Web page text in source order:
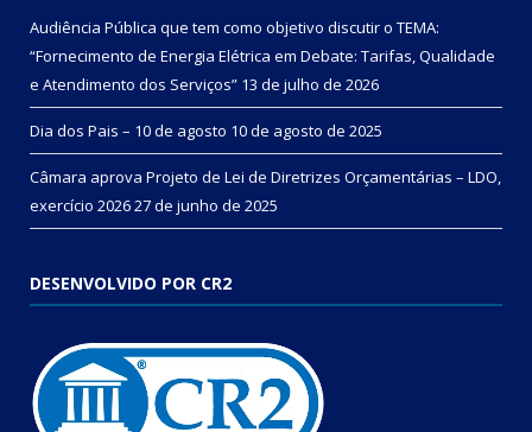
Audiência Pública que tem como objetivo discutir o TEMA:
“Fornecimento de Energia Elétrica em Debate: Tarifas, Qualidade
e Atendimento dos Serviços” 13 de julho de 2026
Dia dos Pais – 10 de agosto 10 de agosto de 2025
Câmara aprova Projeto de Lei de Diretrizes Orçamentárias – LDO,
exercício 202627 de junho de 2025
DESENVOLVIDO POR CR2